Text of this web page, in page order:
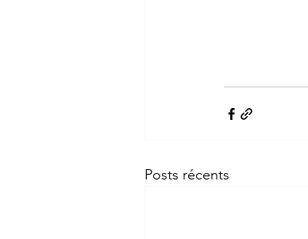
Posts récents